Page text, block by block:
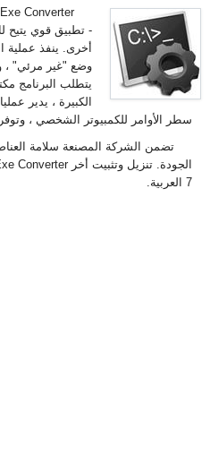
- تطبيق قوي يتيح
أخرى. ينفذ عملية
وضع "غير مرئي" ،
يتطلب البرنامج
الكبيرة ، يدير
سطر الأوامر للكمبيوتر الشخصي ، وتوفر
تضمن الشركة المصنعة سلامة العناصر